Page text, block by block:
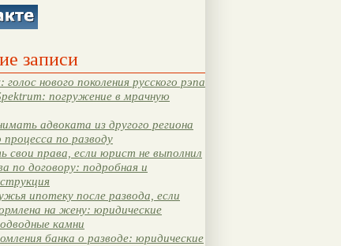
записи
нового поколения русского рэпа
погружение в мрачную
адвоката из другого региона
процесса по разводу
свои права, если юрист не выполнил
по договору: подробная и
ипотеку после развода, если
на жену: юридические
камни
банка о разводе: юридические